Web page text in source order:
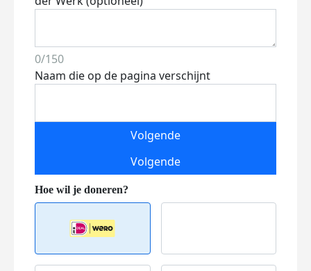
0/150
Naam die op de pagina verschijnt
Volgende
Volgende